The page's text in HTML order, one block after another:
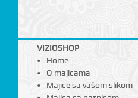
VIZIOSHOP
Home
O majicama
Majice sa vašom slikom